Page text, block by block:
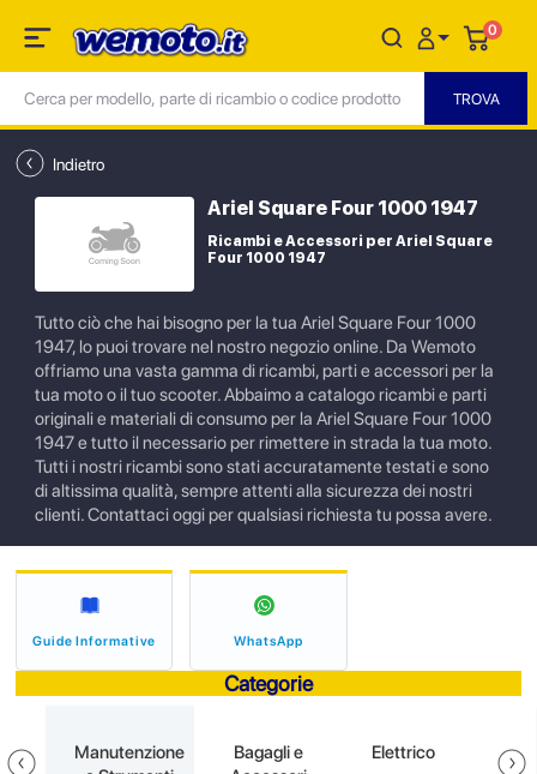
0
Indietro
Ariel Square Four 1000 1947
Ricambi e Accessori per Ariel Square
Four 1000 1947
Tutto ciò che hai bisogno per la tua Ariel Square Four 1000
1947, lo puoi trovare nel nostro negozio online. Da Wemoto
offriamo una vasta gamma di ricambi, parti e accessori per la
tua moto o il tuo scooter. Abbaimo a catalogo ricambi e parti
originali e materiali di consumo per la Ariel Square Four 1000
1947 e tutto il necessario per rimettere in strada la tua moto.
Tutti i nostri ricambi sono stati accuratamente testati e sono
di altissima qualità, sempre attenti alla sicurezza dei nostri
clienti. Contattaci oggi per qualsiasi richiesta tu possa avere.
Guide Informative WhatsApp
Categorie
Manutenzione
Bagagli e
Elettrico